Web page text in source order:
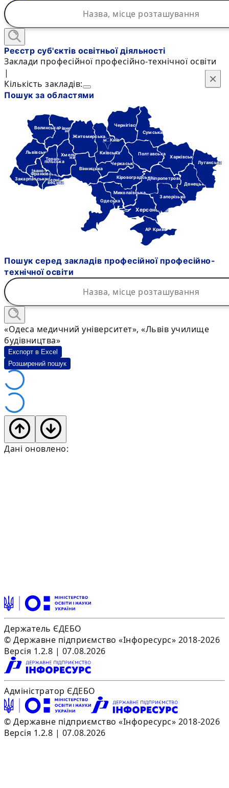
×
Реєстр суб'єктів освітньої діяльності
Заклади професійної професійно-технічної освіти
|
Кількість закладів:
Пошук за областями
Черкаська
Чернігівська
Черні-
вецька
Дніпропетровська
Донецька
Івано-
Франківська
Харківська
Херсонська
Хмель-
ницька
Кіровоградська
АР Крим
Київська
м. Київ
Луганська
Львівська
Миколаївська
Одеська
Полтавська
Рівне-
нська Сумська
Терно-
пільська
Вінницька
Волинська
Закарпатська
Запорізька
Житомирська
Пошук серед закладів професійної професійно-
технічної освіти
×
«Одеса медичний університет», «Львів училище
будівництва»
Експорт в Excel
Розширений пошук
Дані оновлено:
Держатель ЄДЕБО
© Державне підприємство «Інфоресурс» 2018-2026
Версія 1.2.8 | 07.08.2026
Адміністратор ЄДЕБО
© Державне підприємство «Інфоресурс» 2018-2026
Версія 1.2.8 | 07.08.2026